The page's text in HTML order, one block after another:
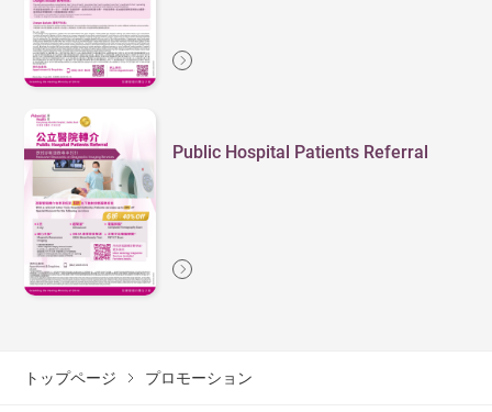
Public Hospital Patients Referral
トップページ プロモーション